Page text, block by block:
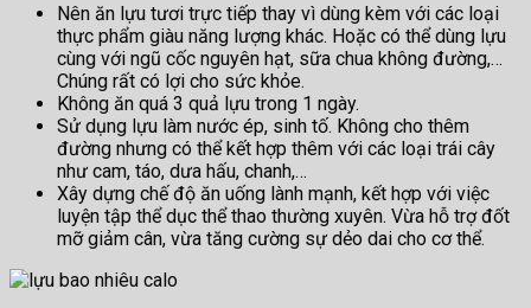
Nên ăn lựu tươi trực tiếp thay vì dùng kèm với các loại
thực phẩm giàu năng lượng khác. Hoặc có thể dùng lựu
cùng với ngũ cốc nguyên hạt, sữa chua không đường,…
Chúng rất có lợi cho sức khỏe.
Không ăn quá 3 quả lựu trong 1 ngày.
Sử dụng lựu làm nước ép, sinh tố. Không cho thêm
đường nhưng có thể kết hợp thêm với các loại trái cây
như cam, táo, dưa hấu, chanh,…
Xây dựng chế độ ăn uống lành mạnh, kết hợp với việc
luyện tập thể dục thể thao thường xuyên. Vừa hỗ trợ đốt
mỡ giảm cân, vừa tăng cường sự dẻo dai cho cơ thể.